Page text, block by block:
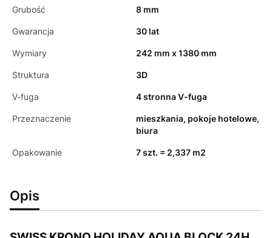
Grubość 8 mm
Gwarancja 30 lat
Wymiary 242 mm x 1380 mm
Struktura 3D
V-fuga 4 stronna V-fuga
Przeznaczenie
mieszkania, pokoje hotelowe,
biura
Opakowanie 7 szt. = 2,337 m2
Opis